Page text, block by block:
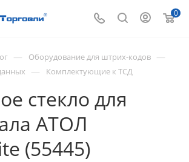
0
— Оборудование для штрих-кодов —
— Комплектующие к ТСД
стекло для
АТОЛ
(55445)